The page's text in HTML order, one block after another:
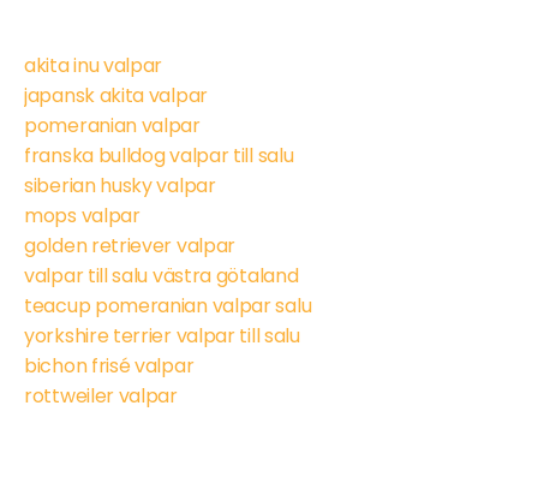
akita inu valpar
japansk akita valpar
pomeranian valpar
franska bulldog valpar till salu
siberian husky valpar
mops valpar
golden retriever valpar
valpar till salu västra götaland
teacup pomeranian valpar salu
yorkshire terrier valpar till salu
bichon frisé valpar
rottweiler valpar